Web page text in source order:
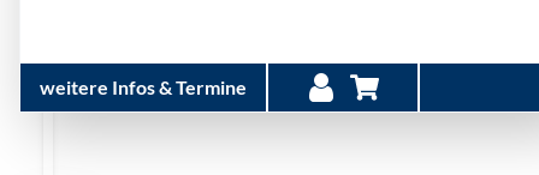
weitere Infos & Termine